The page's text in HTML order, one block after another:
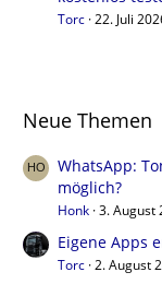
Torc 22. Juli
Neue Themen
WhatsApp:
möglich?
Honk 3. August
Eigene Apps
Torc 2. August